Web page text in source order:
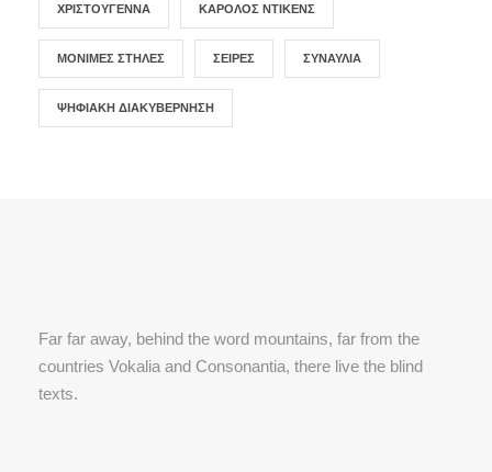
ΧΡΙΣΤΟΎΓΕΝΝΑ ΚΆΡΟΛΟΣ ΝΤΊΚΕΝΣ
ΜΌΝΙΜΕΣ ΣΤΉΛΕΣ ΣΕΙΡΈΣ ΣΥΝΑΥΛΊΑ
ΨΗΦΙΑΚΉ ΔΙΑΚΥΒΈΡΝΗΣΗ
Far far away, behind the word mountains, far from the
countries Vokalia and Consonantia, there live the blind
texts.